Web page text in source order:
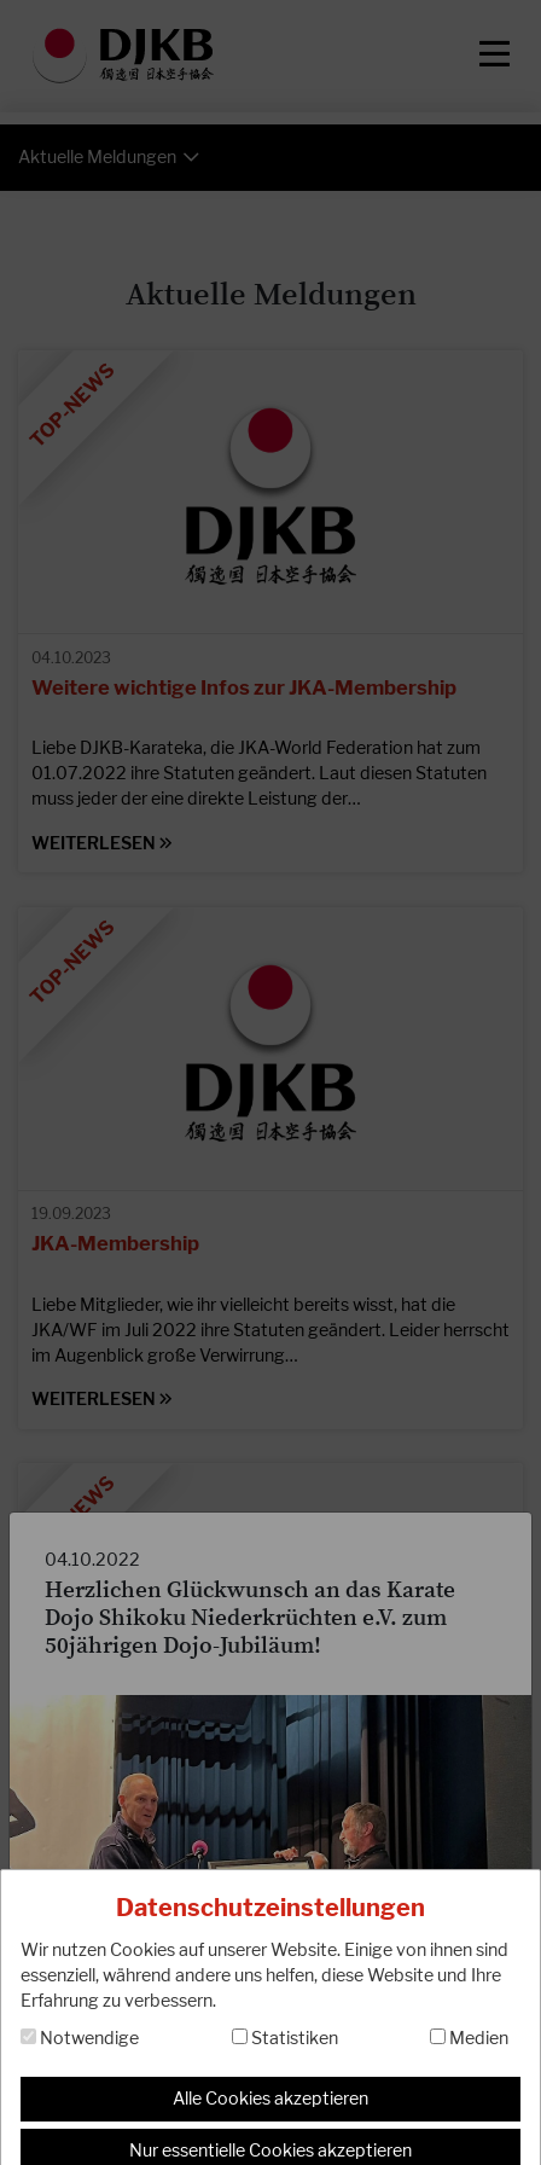
Datenschutzeinstellungen
Wir nutzen Cookies auf unserer Website. Einige von ihnen sind
essenziell, während andere uns helfen, diese Website und Ihre
Erfahrung zu verbessern.
Notwendige
Statistiken Medien
Alle Cookies akzeptieren
Nur essentielle Cookies akzeptieren
Aktuelle Meldungen
Aktuelle Meldungen
04.10.2023
Weitere wichtige Infos zur JKA-Membership
Liebe DJKB-Karateka, die JKA-World Federation hat zum
01.07.2022 ihre Statuten geändert. Laut diesen Statuten
muss jeder der eine direkte Leistung der…
WEITERLESEN
19.09.2023
JKA-Membership
Liebe Mitglieder, wie ihr vielleicht bereits wisst, hat die
JKA/WF im Juli 2022 ihre Statuten geändert. Leider herrscht
im Augenblick große Verwirrung…
WEITERLESEN
18.09.2023
Anpassung der DJKB-Mitgliedsbeiträge
Liebe DJKB-Mitglieder, liebe Karateka, unser Präsidium
dem kommenden Jahr 2024 eine Anpassung…
WEITERLESEN
04.10.2022
Herzlichen Glückwunsch an das Karate
Dojo Shikoku Niederkrüchten e.V. zum
50jährigen Dojo-Jubiläum!
Der DJKB gratuliert dem Karate Dojo Shikoku